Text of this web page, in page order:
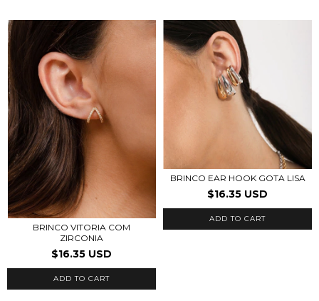
BRINCO VITORIA COM
ZIRCONIA
$16.35 USD
ADD TO CART
BRINCO EAR HOOK GOTA LISA
$16.35 USD
ADD TO CART